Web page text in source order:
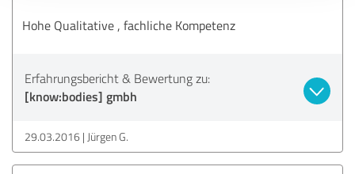
Hohe Qualitative , fachliche Kompetenz
Erfahrungsbericht & Bewertung zu:
[know:bodies] gmbh
29.03.2016 Jürgen G.